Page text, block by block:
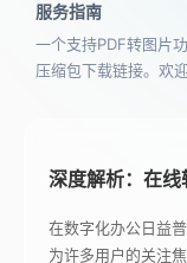
服务指南
一个支持PDF转图片
压缩包下载链接。欢
深度解析：在
在数字化办公日益
为许多用户的关注焦